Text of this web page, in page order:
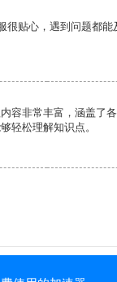
很贴心，遇到问题都
容非常丰富，涵盖了
轻松理解知识点。